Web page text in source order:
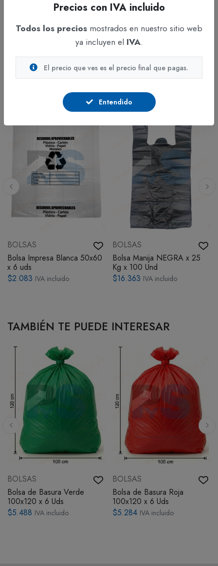
mantenimiento.
Reduce riesgos de ruptura durante su uso.
PRODUCTOSRELACIONADOS
BOLSAS
Bolsa Impresa Blanca 50x60
x 6 uds
$2.083 IVA incluido
BOLSAS
Bolsa Manija NEGRA x 25
Kg x 100 Und
$16.363 IVA incluido
TAMBIÉN TE PUEDE INTERESAR
BOLSAS
Bolsa de Basura Verde
100x120 x 6 Uds
$5.488 IVA incluido
BOLSAS
Bolsa de Basura Roja
100x120 x 6 Uds
$5.284 IVA incluido
Precios con IVA incluido
Todos los precios mostrados en nuestro sitio web
ya incluyen el IVA.
El precio que ves es el precio final que pagas.
Entendido